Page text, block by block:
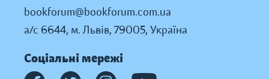
bookforum@bookforum.com.ua
а/с 6644, м. Львів, 79005, Україна
Соціальні мережі